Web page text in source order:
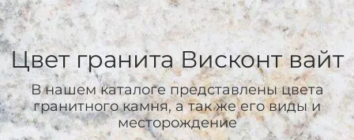
Цвет гранитаВисконт вайт
В нашем каталоге представлены цвета
гранитного камня, а так же его виды и
месторождение